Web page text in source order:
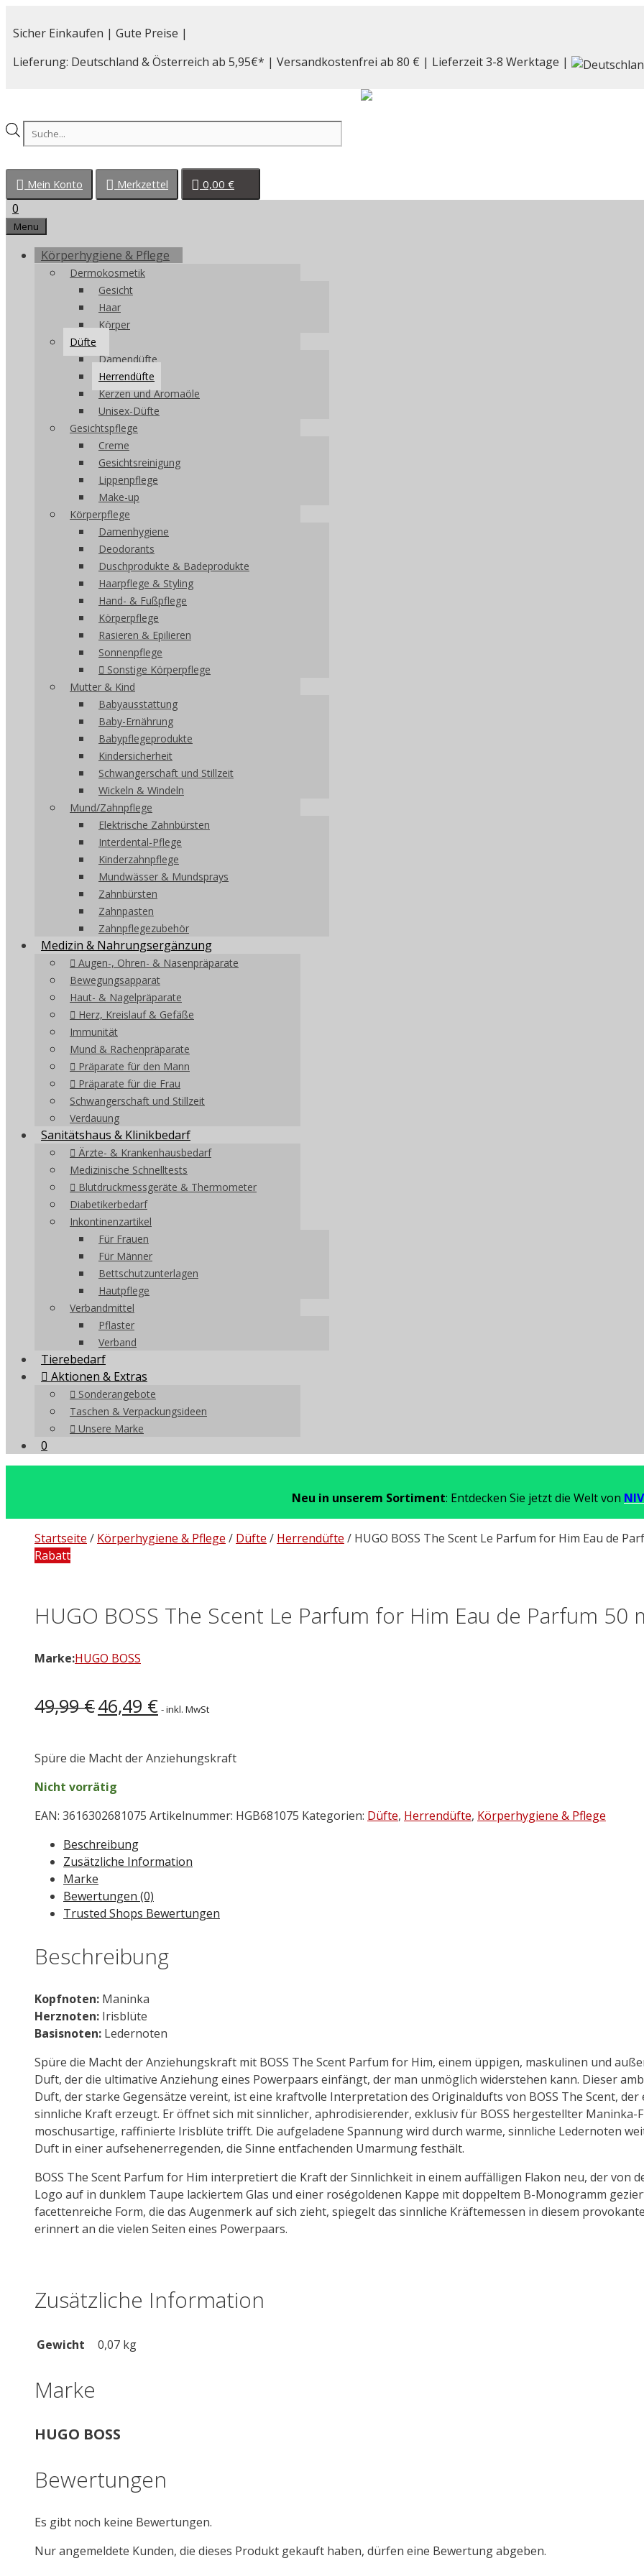
Inhalt
Sicher Einkaufen | Gute Preise |
Lieferung: Deutschland & Österreich ab 5,95€* | Versandkostenfrei ab 80 € | Lieferzeit 3-8 Werktage |
Products
search
Mein Konto Merkzettel 0,00 €
0
Menu
Körperhygiene & Pflege
Dermokosmetik
Gesicht
Haar
Körper
Düfte
Damendüfte
Herrendüfte
Kerzen und Aromaöle
Unisex-Düfte
Gesichtspflege
Creme
Gesichtsreinigung
Lippenpflege
Make-up
Körperpflege
Damenhygiene
Deodorants
Duschprodukte & Badeprodukte
Haarpflege & Styling
Hand- & Fußpflege
Körperpflege
Rasieren & Epilieren
Sonnenpflege
Sonstige Körperpflege
Mutter & Kind
Babyausstattung
Baby-Ernährung
Babypflegeprodukte
Kindersicherheit
Schwangerschaft und Stillzeit
Wickeln & Windeln
Mund/Zahnpflege
Elektrische Zahnbürsten
Interdental-Pflege
Kinderzahnpflege
Mundwässer & Mundsprays
Zahnbürsten
Zahnpasten
Zahnpflegezubehör
Medizin & Nahrungsergänzung
Augen-, Ohren- & Nasenpräparate
Bewegungsapparat
Haut- & Nagelpräparate
Herz, Kreislauf & Gefäße
Immunität
Mund & Rachenpräparate
Präparate für den Mann
Präparate für die Frau
Schwangerschaft und Stillzeit
Verdauung
Sanitätshaus & Klinikbedarf
Ärzte- & Krankenhausbedarf
Medizinische Schnelltests
Blutdruckmessgeräte & Thermometer
Diabetikerbedarf
Inkontinenzartikel
Für Frauen
Für Männer
Bettschutzunterlagen
Hautpflege
Verbandmittel
Pflaster
Verband
Tierebedarf
Aktionen & Extras
Sonderangebote
Taschen & Verpackungsideen
Unsere Marke
0
Neu in unserem Sortiment: Entdecken Sie jetzt die Welt von
Startseite / Körperhygiene & Pflege / Düfte / Herrendüfte / HUGO BOSS The Scent Le Parfum for Him Eau de
Rabatt
HUGO BOSS The Scent Le Parfum for Him Eau de Parfum 50
Marke:HUGO BOSS
49,99€ Ursprünglicher
Preis
49,99 €
46,49 €Aktueller
Preis
46,49 €.
- inkl. MwSt
Spüre die Macht der Anziehungskraft
Nicht vorrätig
EAN: 3616302681075 Artikelnummer: HGB681075 Kategorien: Düfte, Herrendüfte, Körperhygiene & Pflege
Beschreibung
Zusätzliche Information
Marke
Bewertungen (0)
Trusted Shops Bewertungen
Beschreibung
Kopfnoten: Maninka
Herznoten: Irisblüte
Basisnoten: Ledernoten
Spüre die Macht der Anziehungskraft mit BOSS The Scent Parfum for Him, einem üppigen, maskulinen und
Duft, der die ultimative Anziehung eines Powerpaars einfängt, der man unmöglich widerstehen kann. Dieser
Duft, der starke Gegensätze vereint, ist eine kraftvolle Interpretation des Originaldufts von BOSS The Scent, der
sinnliche Kraft erzeugt. Er öffnet sich mit sinnlicher, aphrodisierender, exklusiv für BOSS hergestellter Maninka-
moschusartige, raffinierte Irisblüte trifft. Die aufgeladene Spannung wird durch warme, sinnliche Ledernoten
Duft in einer aufsehenerregenden, die Sinne entfachenden Umarmung festhält.
BOSS The Scent Parfum for Him interpretiert die Kraft der Sinnlichkeit in einem auffälligen Flakon neu, der von
Logo auf in dunklem Taupe lackiertem Glas und einer roségoldenen Kappe mit doppeltem B-Monogramm
facettenreiche Form, die das Augenmerk auf sich zieht, spiegelt das sinnliche Kräftemessen in diesem
erinnert an die vielen Seiten eines Powerpaars.
Zusätzliche Information
Gewicht 0,07 kg
Marke
HUGO BOSS
Bewertungen
Es gibt noch keine Bewertungen.
Nur angemeldete Kunden, die dieses Produkt gekauft haben, dürfen eine Bewertung abgeben.